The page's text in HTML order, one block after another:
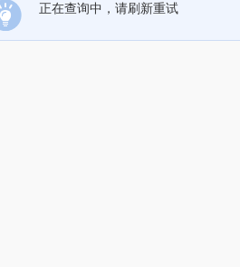
正在查询中，请刷新重试